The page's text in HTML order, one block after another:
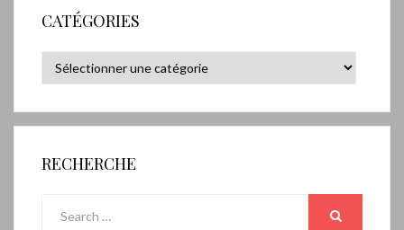
CATÉGORIES
RECHERCHE